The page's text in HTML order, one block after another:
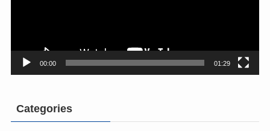
00:00 01:29
Categories